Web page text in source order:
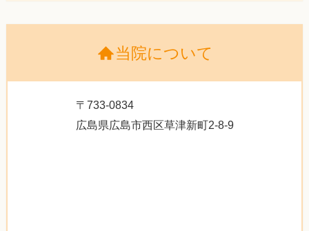
当院について
〒733-0834
広島県広島市西区草津新町2-8-9